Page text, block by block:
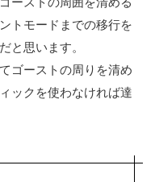
ーストの周囲を清める
トモードまでの移行を
と思います。
ゴーストの周りを清め
ックを使わなければ達